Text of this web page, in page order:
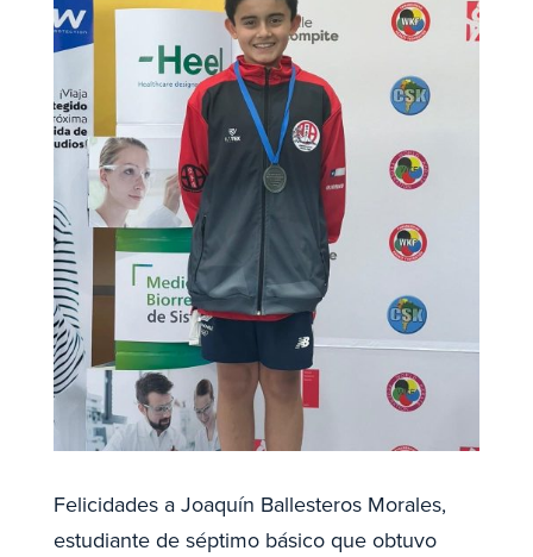
Felicidades a Joaquín Ballesteros Morales,
estudiante de séptimo básico que obtuvo